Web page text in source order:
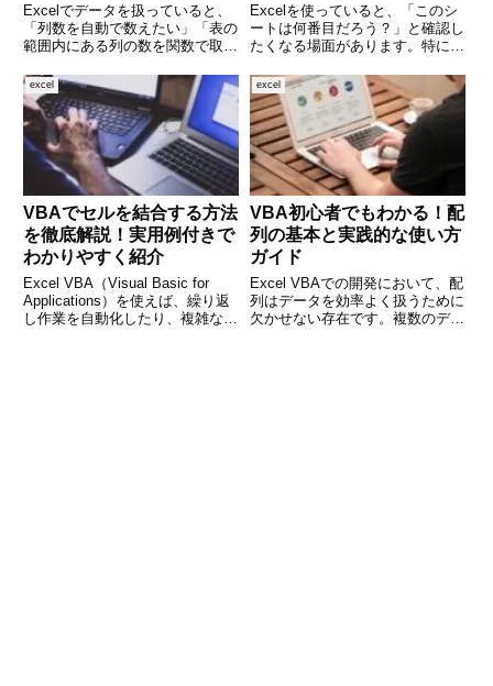
Excelでデータを扱っていると、
「列数を自動で数えたい」「表の
範囲内にある列の数を関数で取得
んか？そんなときに便利なのが、
COLUMNS（カラムズ）関数で
す。この関数は、セル範囲に含ま
れる列数を自動でカウント
Excelを使っていると、「このシ
ートは何番目だろう？」と確認し
たくなる場面があります。特に
ート番号を知りたい場合に便利な
のが、SHEET関数です。本記事
では、SHEET関数の基本的な使
い方から応用的な使い方ま
excel
VBAでセルを結合する方法
を徹底解説！実用例付きで
わかりやすく紹介
Excel VBA（Visual Basic for
Applications）を使えば、繰り返
し作業を自動化したり、複雑な処
excel
VBA初心者でもわかる！配
列の基本と実践的な使い方
ガイド
Excel VBAでの開発において、配
列はデータを効率よく扱うために
欠かせない存在です。複数のデー